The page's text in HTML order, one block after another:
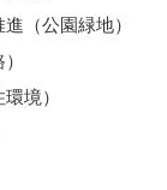
（公園緑地）
境）